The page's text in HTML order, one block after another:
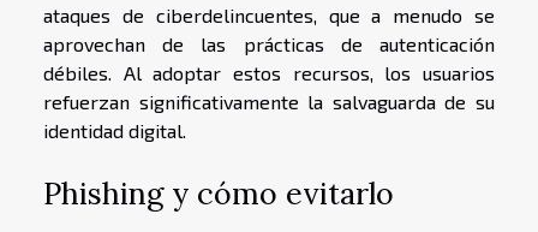
ataques de ciberdelincuentes, que a menudo se
aprovechan de las prácticas de autenticación
débiles. Al adoptar estos recursos, los usuarios
refuerzan significativamente la salvaguarda de su
identidad digital.
Phishing y cómo evitarlo